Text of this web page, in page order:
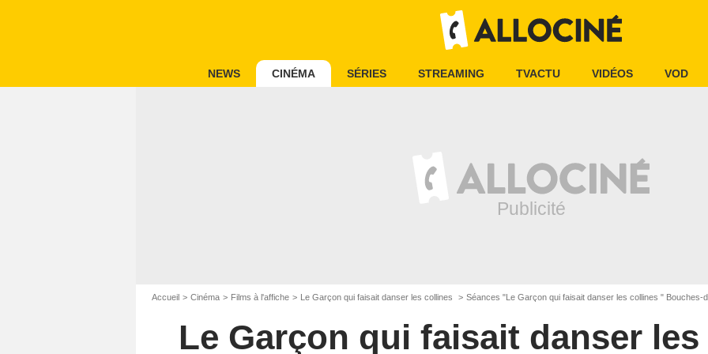
NEWS CINÉMA SÉRIES STREAMING TVACTU VIDÉOS VOD
Accueil Cinéma Films à l'affiche Le Garçon qui faisait danser les collines Séances "Le Garçon qui faisait danser les collines " Bouches-
Le Garçon qui faisait danser